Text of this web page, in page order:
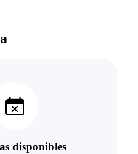
disponibles